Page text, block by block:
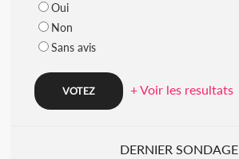
Oui
Non
Sans avis
+ Voir les resultats
DERNIER SONDAGE